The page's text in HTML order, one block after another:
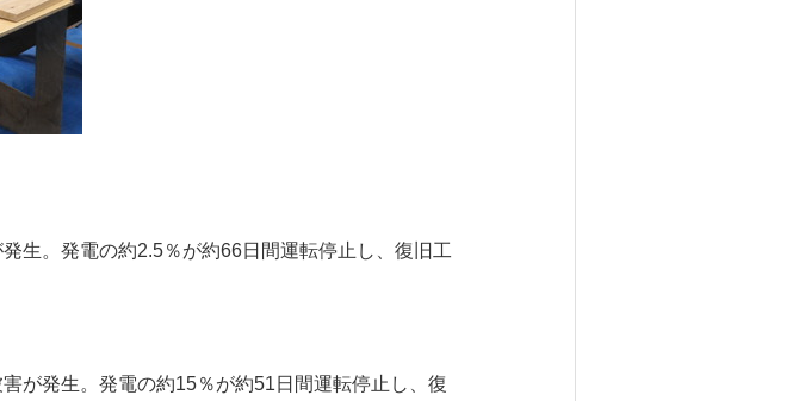
生。発電の約2.5％が約66日間運転停止し、復旧工
が発生。発電の約15％が約51日間運転停止し、復